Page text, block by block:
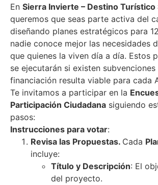
En Sierra Invierte – Destino Turístico
queremos que seas parte activa del
diseñando planes estratégicos para
nadie conoce mejor las necesidades
que quienes la viven día a día. Estos
se ejecutarán si existen
financiación resulta viable para cada
Te invitamos a participar en la
Participación Ciudadana siguiendo
pasos:
Instrucciones para votar:
Revisa las Propuestas. Cada
incluye:
Título y Descripción: El
del proyecto.